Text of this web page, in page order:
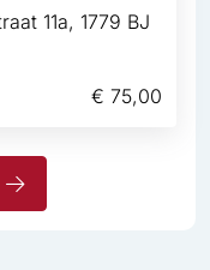
11a, 1779 BJ
€ 75,00